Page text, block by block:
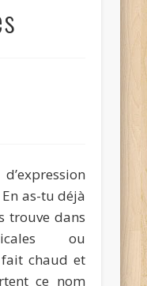
as-tu déjà
trouve dans
ou
chaud et
ce nom